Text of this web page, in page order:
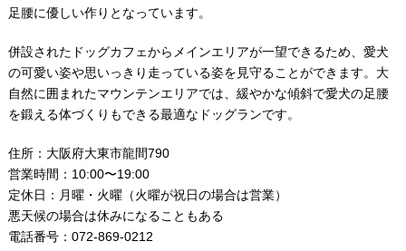
足腰に優しい作りとなっています。
併設されたドッグカフェからメインエリアが一望できるため、愛犬
の可愛い姿や思いっきり走っている姿を見守ることができます。大
自然に囲まれたマウンテンエリアでは、緩やかな傾斜で愛犬の足腰
を鍛える体づくりもできる最適なドッグランです。
住所：大阪府大東市龍間790
営業時間：10:00〜19:00
定休日：月曜・火曜（火曜が祝日の場合は営業）
悪天候の場合は休みになることもある
電話番号：072-869-0212